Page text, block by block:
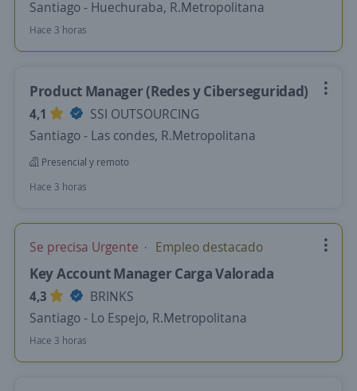
Santiago - Huechuraba, R.Metropolitana
Hace 3 horas
Product Manager (Redes y Ciberseguridad)
4,1
SSI OUTSOURCING
Santiago - Las condes, R.Metropolitana
Presencial y remoto
Hace 3 horas
Se precisa Urgente Empleo destacado
Key Account Manager Carga Valorada
4,3
BRINKS
Santiago - Lo Espejo, R.Metropolitana
Hace 3 horas